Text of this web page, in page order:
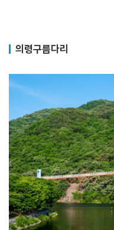
의령구름다리